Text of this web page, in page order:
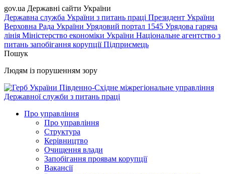
gov.ua Державні сайти України
Державна служба України з питань праці Президент України
Верховна Рада України Урядовий портал 1545 Урядова гаряча
лінія Міністерство економіки України Національне агентство з
питань запобігання корупціїПідприємець
Пошук
Людям із порушенням зору
Південно-Східне міжрегіональне управління
Державної служби з питань праці
Про управління
Про управління
Структура
Керівництво
Очищення влади
Запобігання проявам корупції
Вакансії